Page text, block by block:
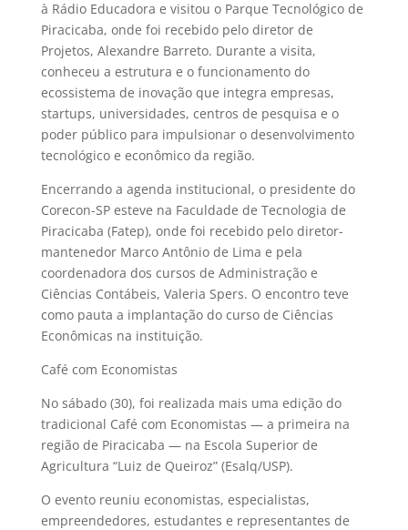
à Rádio Educadora e visitou o Parque Tecnológico de
Piracicaba, onde foi recebido pelo diretor de
Projetos, Alexandre Barreto. Durante a visita,
conheceu a estrutura e o funcionamento do
ecossistema de inovação que integra empresas,
startups, universidades, centros de pesquisa e o
poder público para impulsionar o desenvolvimento
tecnológico e econômico da região.
Encerrando a agenda institucional, o presidente do
Corecon-SP esteve na Faculdade de Tecnologia de
Piracicaba (Fatep), onde foi recebido pelo diretor-
mantenedor Marco Antônio de Lima e pela
coordenadora dos cursos de Administração e
Ciências Contábeis, Valeria Spers. O encontro teve
como pauta a implantação do curso de Ciências
Econômicas na instituição.
Café com Economistas
No sábado (30), foi realizada mais uma edição do
tradicional Café com Economistas — a primeira na
região de Piracicaba — na Escola Superior de
Agricultura “Luiz de Queiroz” (Esalq/USP).
O evento reuniu economistas, especialistas,
empreendedores, estudantes e representantes de